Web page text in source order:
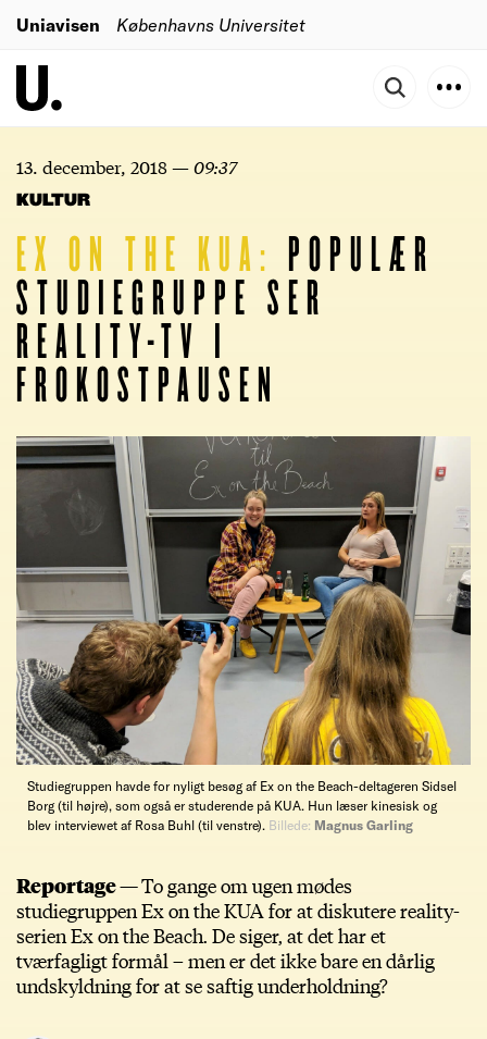
Uniavisen Københavns Universitet
13. december, 2018—09:37
KULTUR
EX ON THE KUA: POPULÆR
STUDIEGRUPPE SER
REALITY-TV I
FROKOSTPAUSEN
Studiegruppen havde for nyligt besøg af Ex on the Beach-deltageren Sidsel
Borg (til højre), som også er studerende på KUA. Hun læser kinesisk og
blev interviewet af Rosa Buhl (til venstre). Billede: Magnus Garling
Reportage —To gange om ugen mødes
studiegruppen Ex on the KUA for at diskutere reality-
serien Ex on the Beach. De siger, at det har et
tværfagligt formål – men er det ikke bare en dårlig
undskyldning for at se saftig underholdning?